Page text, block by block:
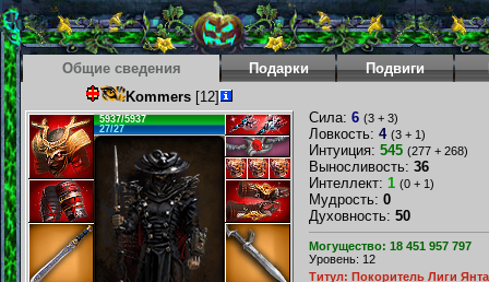
Общие сведения Подарки Подвиги
Kommers [12]
5937/5937
27/27
Сила: 6 (3 + 3)
Ловкость: 4 (3 + 1)
Интуиция: 545 (277 + 268)
Выносливость: 36
Интеллект: 1 (0 + 1)
Мудрость: 0
Духовность: 50
Могущество: 18 451 957 797
Уровень: 12
Титул: Покоритель Лиги